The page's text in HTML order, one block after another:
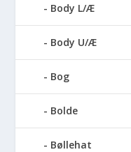
Body L/Æ
Body U/Æ
Bog
Bolde
Bøllehat